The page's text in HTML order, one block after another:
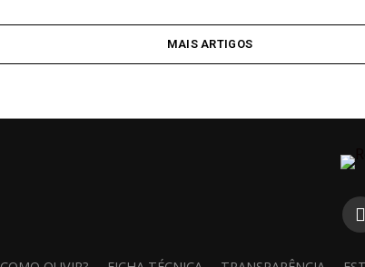
MAIS ARTIGOS